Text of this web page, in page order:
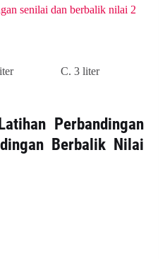
senilai dan berbalik nilai 2
liter C. 3 liter
Perbandingan
Berbalik Nilai